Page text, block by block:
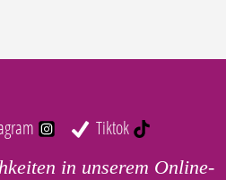
Tiktok
in unserem Online-